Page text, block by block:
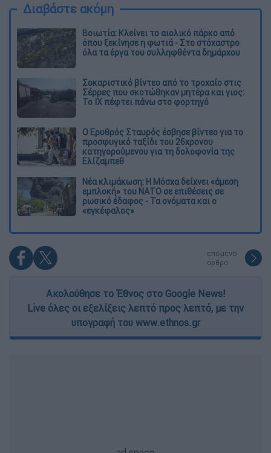
Διαβάστε ακόμη
Βοιωτία: Κλείνει το αιολικό πάρκο από
όπου ξεκίνησε η φωτιά - Στο στόχαστρο
όλα τα έργα του συλληφθέντα δημάρχου
Σοκαριστικό βίντεο από το τροχαίο στις
Σέρρες που σκοτώθηκαν μητέρα και γιος:
Το ΙΧ πέφτει πάνω στο φορτηγό
Ο Ερυθρός Σταυρός έσβησε βίντεο για το
προσφυγικό ταξίδι του 26χρονου
κατηγορούμενου για τη δολοφονία της
Ελίζαμπεθ
Νέα κλιμάκωση: Η Μόσχα δείχνει «άμεση
εμπλοκή» του ΝΑΤΟ σε επιθέσεις σε
ρωσικό έδαφος - Τα ονόματα και ο
«εγκέφαλος»
επόμενο
άρθρο
Ακολούθησε το Έθνος στο Google News!
Live όλες οι εξελίξεις λεπτό προς λεπτό, με την
υπογραφή του www.ethnos.gr